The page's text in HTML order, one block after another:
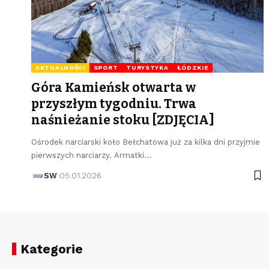
AKTUALNOŚCI SPORT TURYSTYKA ŁÓDZKIE
Góra Kamieńsk otwarta w
przyszłym tygodniu. Trwa
naśnieżanie stoku [ZDJĘCIA]
Ośrodek narciarski koło Bełchatowa już za kilka dni przyjmie
pierwszych narciarzy. Armatki…
SW 05.01.2026
Kategorie